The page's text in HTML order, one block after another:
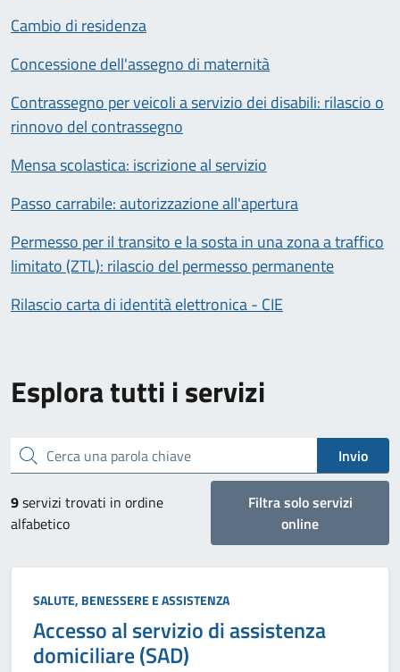
Esplora tutti i servizi
Cerca una parola chiave Invio
9servizi trovati in ordine
alfabetico
Filtra solo servizi
online
Categoria:
SALUTE, BENESSERE E ASSISTENZA
Accesso al servizio di assistenza
domiciliare (SAD)
Cambio di residenza
Concessione dell'assegno di maternità
Contrassegno per veicoli a servizio dei disabili: rilascio o
rinnovo del contrassegno
Mensa scolastica: iscrizione al servizio
Passo carrabile: autorizzazione all'apertura
Permesso per il transito e la sosta in una zona a traffico
limitato (ZTL): rilascio del permesso permanente
Rilascio carta di identità elettronica - CIE